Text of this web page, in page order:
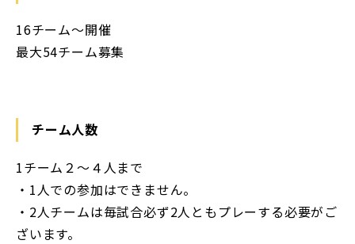
16チーム〜開催
最大54チーム募集
チーム人数
1チーム２〜４人まで
・1人での参加はできません。
・2人チームは毎試合必ず2人ともプレーする必要がご
ざいます。